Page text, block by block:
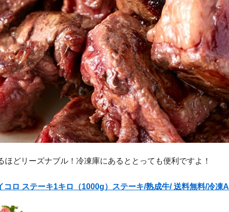
ほどリーズナブル！冷凍庫にあるととっても便利ですよ！
コロ ステーキ1キロ（1000g）ステーキ/熟成牛/ 送料無料/冷凍A